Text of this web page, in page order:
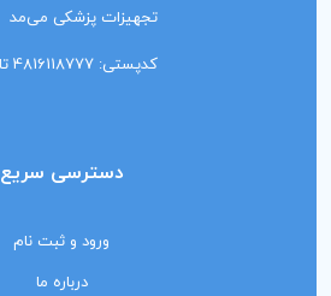
تجهیزات پزشکی می‌مد
کدپستی: 4816118777 تلفن دفتر: 91014919 011
دسترسی سریع
ورود و ثبت نام
درباره ما